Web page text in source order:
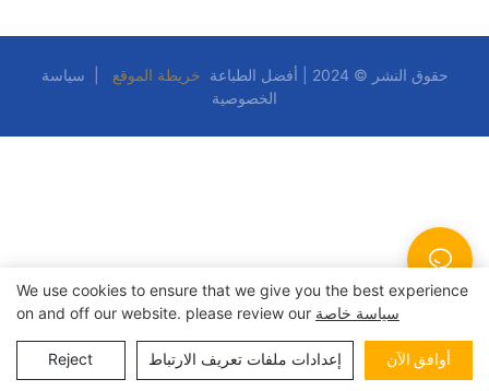
حقوق النشر © 2024 | أفضل الطباعة خريطة الموقع
سياسة
الخصوصية
We use cookies to ensure that we give you the best experience
on and off our website. please review our سياسة خاصة
Reject إعدادات ملفات تعريف الارتباط أوافق الآن